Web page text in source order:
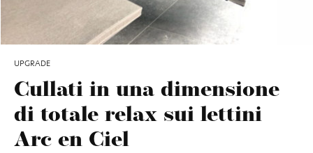
UPGRADE
Cullati in una dimensione
di totale relax sui lettini
Arc en Ciel